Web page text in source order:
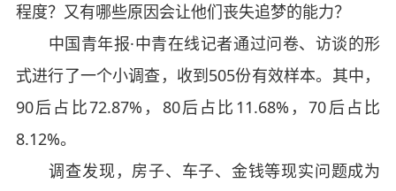
程度？又有哪些原因会让他们丧失追梦的能力？
中国青年报·中青在线记者通过问卷、访谈的形
式进行了一个小调查，收到505份有效样本。其中，
90后占比72.87%，80后占比11.68%，70后占比
8.12%。
调查发现，房子、车子、金钱等现实问题成为